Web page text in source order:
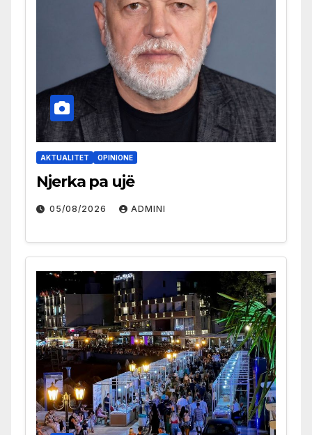
AKTUALITET OPINIONE
Njerka pa ujë
05/08/2026 ADMINI